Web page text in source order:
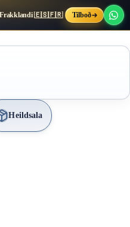
í Frakklandi 🇪🇸🇫🇷 Tilboð
Heildsala